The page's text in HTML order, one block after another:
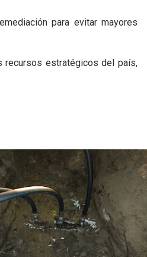
para evitar mayores
recursos estratégicos del país,